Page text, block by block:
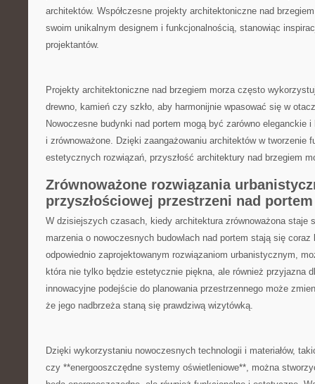
architektów. Współczesne⁢ projekty architektoniczne ⁤nad​
swoim unikalnym ⁤designem i⁣ funkcjonalnością, stanowiąc
projektantów.
Projekty architektoniczne⁣ nad brzegiem morza często
drewno, kamień‍ czy szkło, aby‍ harmonijnie wpasować się w
‌Nowoczesne‍ budynki ‌nad portem mogą być zarówno eleganckie‌
i ​zrównoważone. Dzięki zaangażowaniu architektów ‍w tworzenie
estetycznych rozwiązań, przyszłość architektury nad ⁤brzegiem
Zrównoważone rozwiązania
przyszłościowej przestrzeni nad portem
W dzisiejszych czasach,​ kiedy architektura zrównoważona staje
marzenia o nowoczesnych budowlach⁣ nad portem stają się coraz
⁢odpowiednio⁣ zaprojektowanym rozwiązaniom urbanistycznym,
‍która ​nie tylko⁣ będzie estetycznie ⁤piękna, ale również przyjazna
innowacyjne ​podejście do⁣ planowania⁣ przestrzennego może
że jego nadbrzeża staną się prawdziwą wizytówką.
Dzięki wykorzystaniu nowoczesnych technologii i materiałów,
czy **energooszczędne systemy oświetleniowe**, można